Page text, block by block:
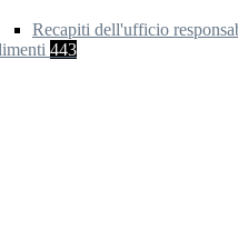
Recapiti dell'ufficio
443